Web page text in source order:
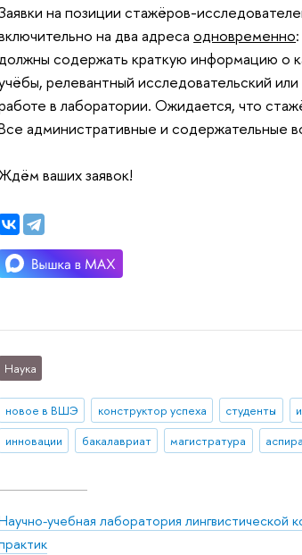
на позиции стажёров-
на два адресаодновременно:
должны содержать краткую информацию о
релевантный исследовательский
в лаборатории. Ожидается, что
административные и содержательные
ваших заявок!
Наука
новое в ВШЭ конструктор успеха студенты
инновации
бакалавриат магистратура
учебная лаборатория лингвистической